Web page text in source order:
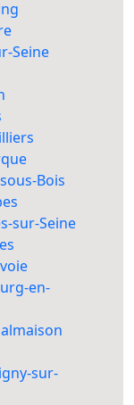
Seine
Bois
sur-Seine
en-
sur-